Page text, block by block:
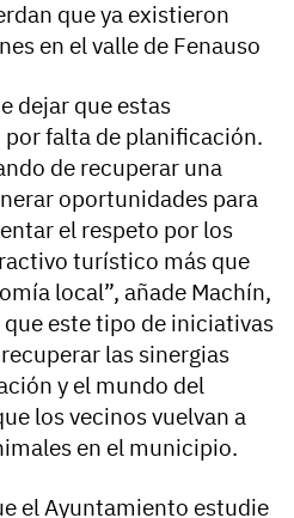
que ya existieron
en el valle de Fenauso
dejar que estas
falta de planificación.
de recuperar una
oportunidades para
el respeto por los
turístico más que
local”, añade Machín,
este tipo de iniciativas
las sinergias
y el mundo del
los vecinos vuelvan a
en el municipio.
el Ayuntamiento estudie